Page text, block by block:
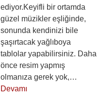
ediyor.Keyifli bir ortamda
güzel müzikler eşliğinde,
sonunda kendinizi bile
şaşırtacak yağlıboya
tablolar yapabilirsiniz. Daha
önce resim yapmış
olmanıza gerek yok,…
Devamı